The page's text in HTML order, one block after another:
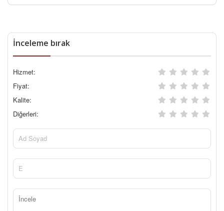
İnceleme bırak
Hizmet:
Fiyat:
Kalite:
Diğerleri: